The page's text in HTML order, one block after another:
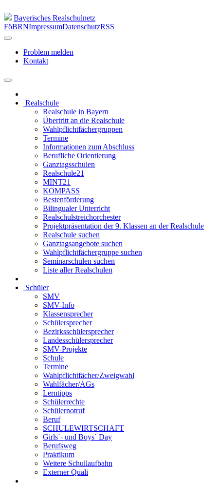
Bayerisches Realschulnetz
FöBRNImpressumDatenschutzRSS
Problem melden
Kontakt
Realschule
Realschule in Bayern
Übertritt an die Realschule
Wahlpflichtfächergruppen
Termine
Informationen zum Abschluss
Berufliche Orientierung
Ganztagsschulen
Realschule21
MINT21
KOMPASS
Bestenförderung
Bilingualer Unterricht
Realschulstreichorchester
Projektpräsentation der 9. Klassen an der Realschule
Realschule suchen
Ganztagsangebote suchen
Wahlpflichtfächergruppe suchen
Seminarschulen suchen
Liste aller Realschulen
Schüler
SMV
SMV-Info
Klassensprecher
Schülersprecher
Bezirksschülersprecher
Landesschülersprecher
SMV-Projekte
Schule
Termine
Wahlpflichtfächer/Zweigwahl
Wahlfächer/AGs
Lerntipps
Schülerrechte
Schülernotruf
Beruf
SCHULEWIRTSCHAFT
Girls´- und Boys´ Day
Berufsweg
Praktikum
Weitere Schullaufbahn
Externer Quali